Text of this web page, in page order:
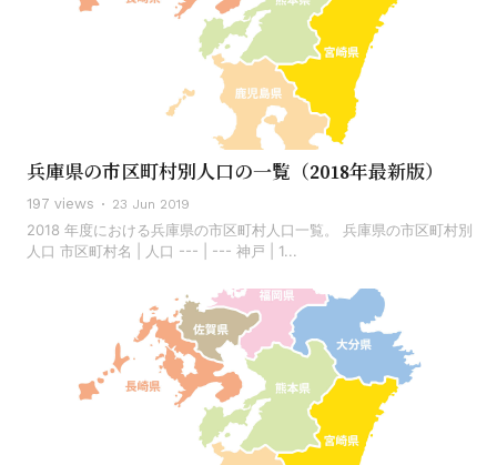
兵庫県の市区町村別人口の一覧（2018年最新版）
197 views 23 Jun 2019
2018 年度における兵庫県の市区町村人口一覧。 兵庫県の市区町村別
人口 市区町村名 | 人口 --- | --- 神戸 | 1...